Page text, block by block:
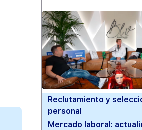
Reclutamiento y
personal
Mercado laboral: